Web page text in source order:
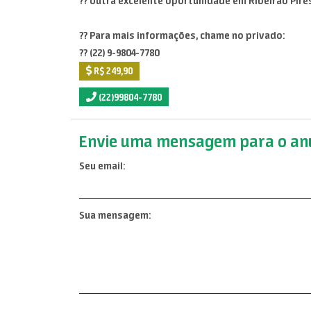
?? Para mais informações, chame no privado:
?? (22) 9-9804-7780
R$ 249,90
(22)99804-7780
Envie uma mensagem para o
Seu email:
Sua mensagem: